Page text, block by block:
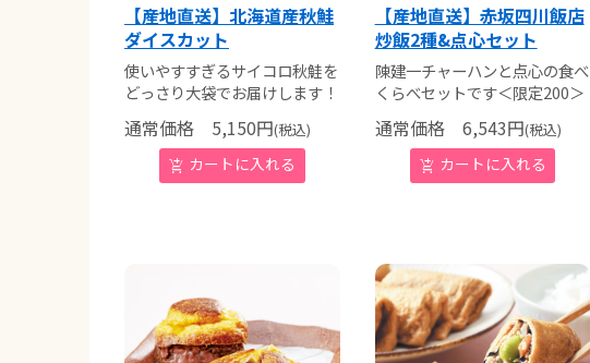
【産地直送】北海道産秋鮭
ダイスカット
使いやすすぎるサイコロ秋鮭を
どっさり大袋でお届けします！
通常価格 5,150円(税込)
【産地直送】赤坂四川飯店
炒飯2種&点心セット
陳建一チャーハンと点心の食べ
くらべセットです＜限定200＞
通常価格6,543円(税込)